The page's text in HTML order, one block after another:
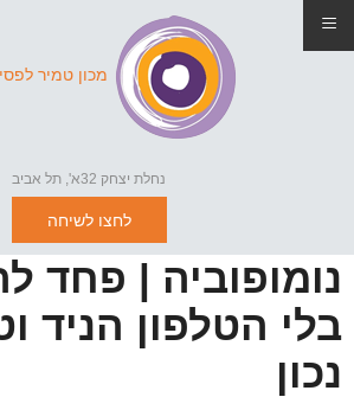
מכון טמיר
נחלת יצחק 32א', תל אביב
לחצו לשיחה
נומופוביה | פחד
בלי הטלפון הניד
נכון
≡